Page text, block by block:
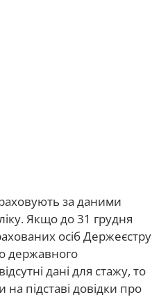
за даними
Якщо до 31 грудня
осіб Держеєстру
державного
дані для стажу, то
підставі довідки про